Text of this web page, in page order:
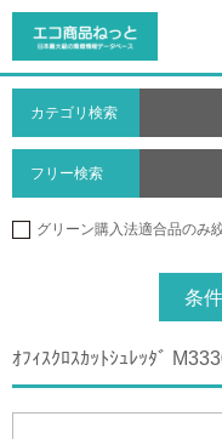
カテゴリ検索
フリー検索
グリーン購入法適合品のみ
条
ｵﾌｨｽｸﾛｽｶｯﾄｼｭﾚｯﾀﾞ